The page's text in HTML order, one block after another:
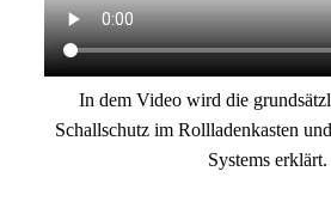
In dem Video wird die
Schallschutz im Rollladenkasten
Systems erklärt.